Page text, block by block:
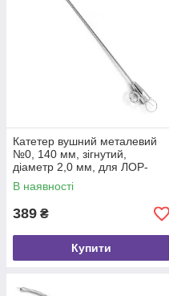
Катетер вушний металевий
№0, 140 мм, зігнутий,
діаметр 2,0 мм, для ЛОР-
маніпуляцій, Paradise
Instruments
В наявності
389 ₴
Купити